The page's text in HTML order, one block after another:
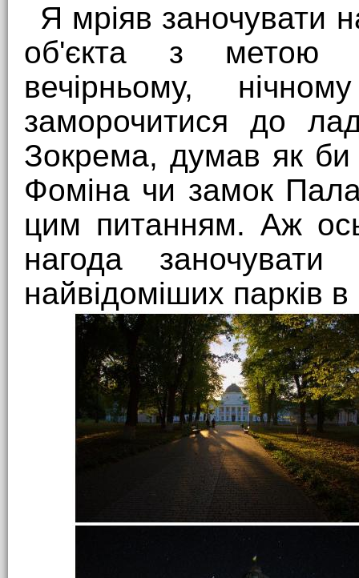
Я мріяв заночувати
об'єкта з метою
вечірньому,
заморочитися до
Зокрема, думав як
Фоміна чи замок
цим питанням. Аж
нагода
найвідоміших парків в